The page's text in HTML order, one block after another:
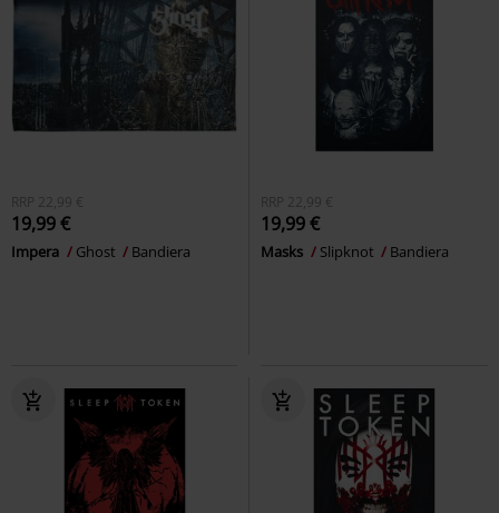
RRP 22,99 €
19,99 €
Impera Ghost Bandiera
RRP 22,99 €
19,99 €
Masks Slipknot Bandiera